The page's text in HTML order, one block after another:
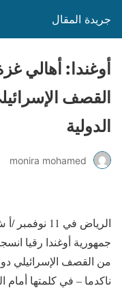
جريدة المقال
أوغندا: أهالي
القصف
الدولية
monira mohamed
الرياض في
جمهورية أوغندا رقيا
من القصف الإسرائيلي
ناكدما – في كلمتها أمام